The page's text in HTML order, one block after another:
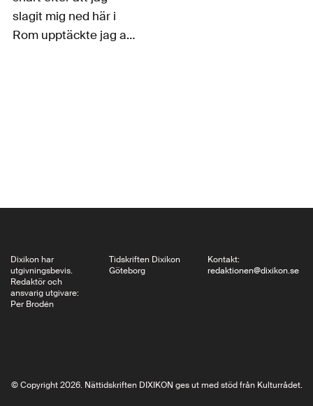
slagit mig ned här i
Rom upptäckte jag att
Dixikon har
utgivningsbevis.
Redaktör och
ansvarig utgivare:
Per Brodén
Tidskriften Dixikon
Göteborg
Kontakt:
redaktionen@dixikon.se
© Copyright 2026. Nättidskriften DIXIKON ges ut med stöd från Kulturrådet.